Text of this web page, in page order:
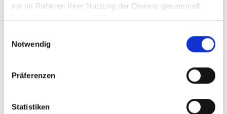
sie im Rahmen Ihrer Nutzung der Dienste gesammelt
Information dazu und die Möglichkeit, Ihre Auswahl im
Notwendig
Präferenzen
Statistiken
Serie
Aurora
Artikeldurchmesser
Sicherheitshinweise GPSR